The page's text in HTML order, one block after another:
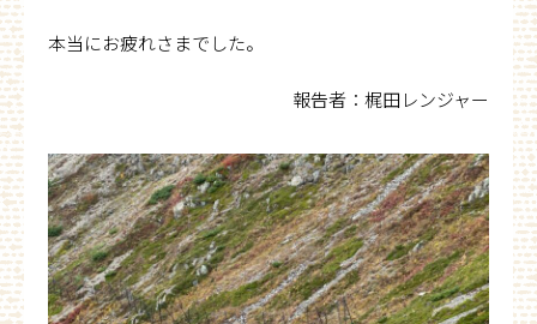
本当にお疲れさまでした。
報告者：梶田レンジャー